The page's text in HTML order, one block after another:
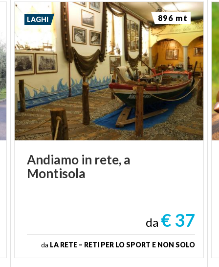
Andiamo in rete,a
Montisola
da € 37
da LA RETE – RETI PER LO SPORT E NON SOLO
LAGHI 896 mt